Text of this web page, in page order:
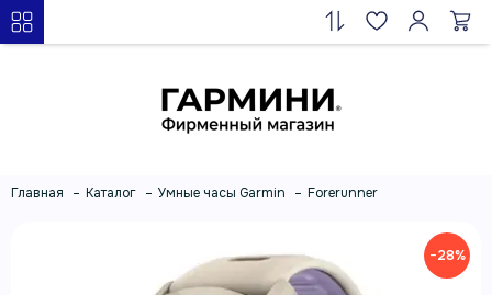
Главная Каталог Умные часы Garmin Forerunner
−28%